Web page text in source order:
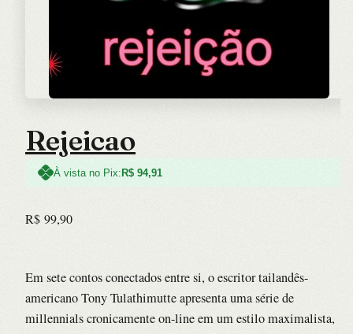
Rejeicao
À vista no Pix:R$ 94,91
R$ 99,90
Em sete contos conectados entre si, o escritor tailandês-
americano Tony Tulathimutte apresenta uma série de
millennials cronicamente on-line em um estilo maximalista,